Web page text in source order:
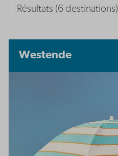
Résultats (6 destinations)
Westende